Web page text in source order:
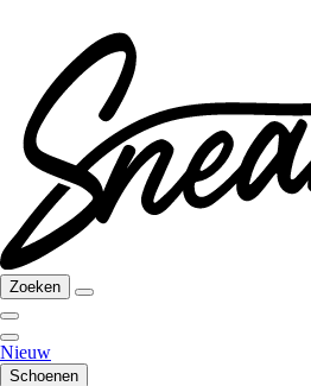
Zoeken
Nieuw
Schoenen